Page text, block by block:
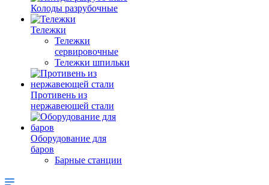
Колоды разрубочные
Тележки
Тележки
сервировочные
Тележки шпильки
Противень из
нержавеющей стали
Оборудование для
баров
Барные станции